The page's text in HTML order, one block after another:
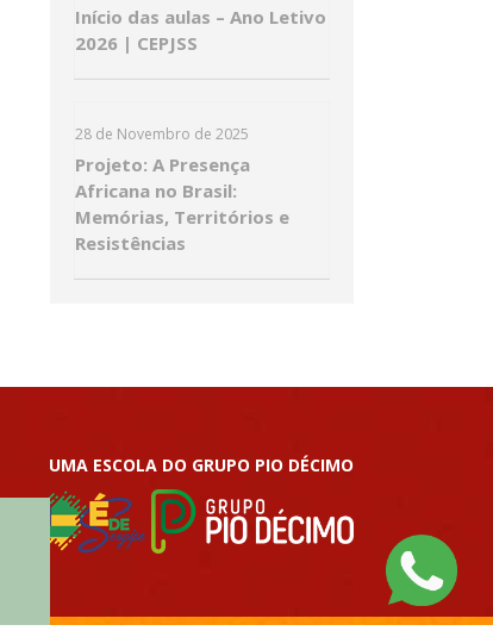
Início das aulas – Ano Letivo
2026 | CEPJSS
28 de Novembro de 2025
Projeto: A Presença
Africana no Brasil:
Memórias, Territórios e
Resistências
UMA ESCOLA DO GRUPO PIO DÉCIMO